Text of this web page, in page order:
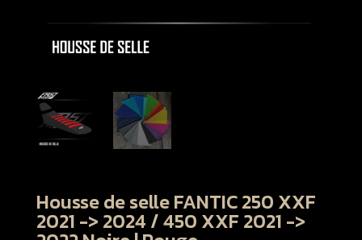
Housse de selle FANTIC 250 XXF
2021 -> 2024 / 450 XXF 2021 ->